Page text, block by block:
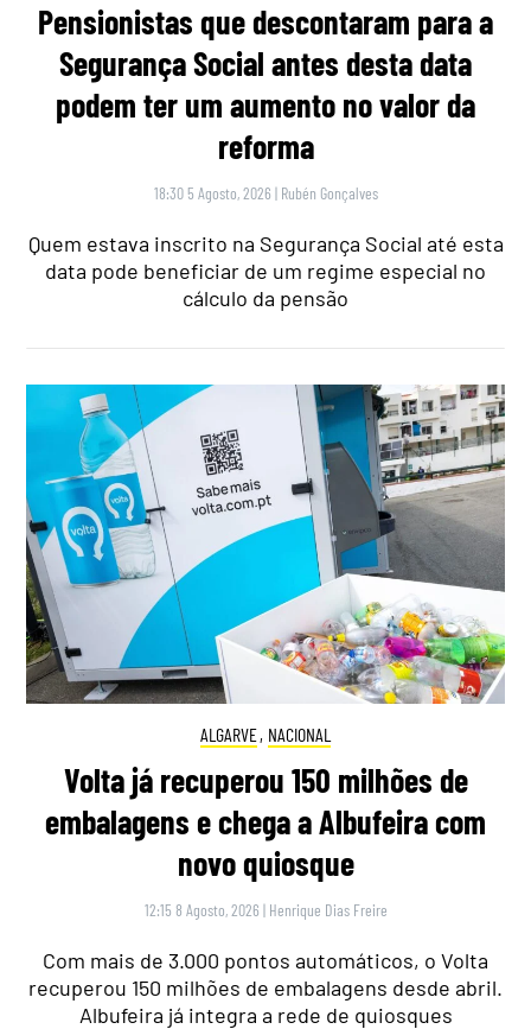
Pensionistas que descontaram para a
Segurança Social antes desta data
podem ter um aumento no valor da
reforma
18:30 5 Agosto, 2026 | Rubén Gonçalves
Quem estava inscrito na Segurança Social até esta
data pode beneficiar de um regime especial no
cálculo da pensão
ALGARVE, NACIONAL
Volta já recuperou 150 milhões de
embalagens e chega a Albufeira com
novo quiosque
12:15 8 Agosto, 2026 | Henrique Dias Freire
Com mais de 3.000 pontos automáticos, o Volta
recuperou 150 milhões de embalagens desde abril.
Albufeira já integra a rede de quiosques